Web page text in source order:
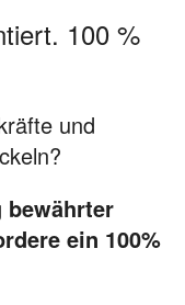
100 %
und
bewährter
ein 100%